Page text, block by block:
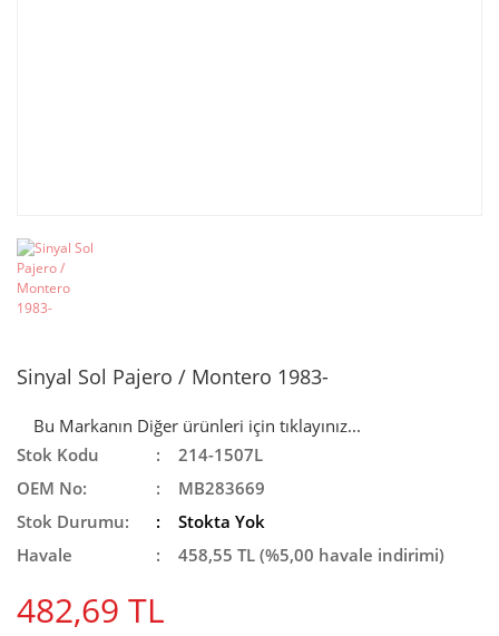
Sinyal Sol Pajero / Montero 1983-
Bu Markanın Diğer ürünleri için tıklayınız...
Stok Kodu
214-1507L
OEM No:
MB283669
Stok Durumu:
Stokta Yok
Havale
458,55 TL (%5,00 havale indirimi)
482,69 TL